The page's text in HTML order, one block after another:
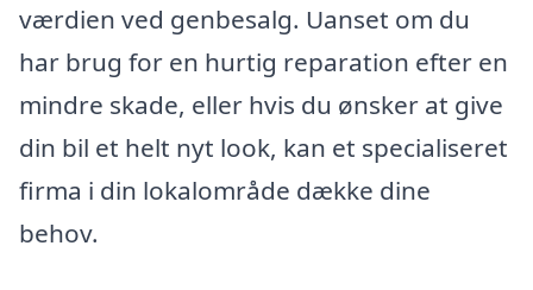
værdien ved genbesalg. Uanset om du
har brug for en hurtig reparation efter en
mindre skade, eller hvis du ønsker at give
din bil et helt nyt look, kan et specialiseret
firma i din lokalområde dække dine
behov.